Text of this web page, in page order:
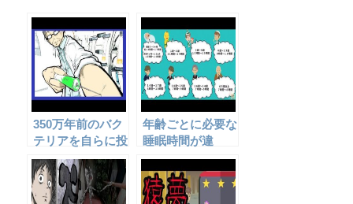
o
o
k
350万年前のバク
テリアを自らに投
与した結果、とん
でもない事に・・
年齢ごとに必要な
睡眠時間が違
う？！